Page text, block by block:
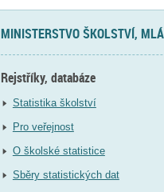
MINISTERSTVO ŠKOLSTVÍ,
Rejstříky, databáze
Statistika školství
Pro veřejnost
O školské statistice
Sběry statistických dat